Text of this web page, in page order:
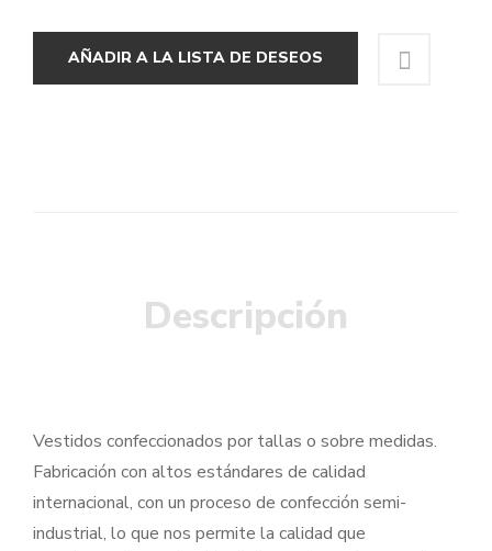
AÑADIR A LA LISTA DE DESEOS
Descripción
Vestidos confeccionados por tallas o sobre medidas.
Fabricación con altos estándares de calidad
internacional, con un proceso de confección semi-
industrial, lo que nos permite la calidad que